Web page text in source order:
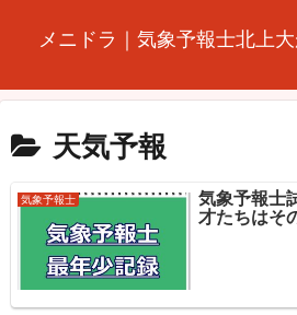
メニドラ｜気象予報士北上
天気予報
気象予報士
気象予報士
才たちはそ